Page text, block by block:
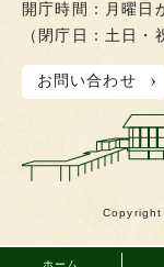
ホーム
開庁時間：月曜
（閉庁日：土日・
お問い合わせ